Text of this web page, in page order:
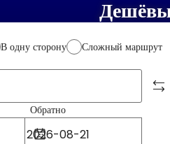
В одну сторону
Сложный маршрут
Обратно